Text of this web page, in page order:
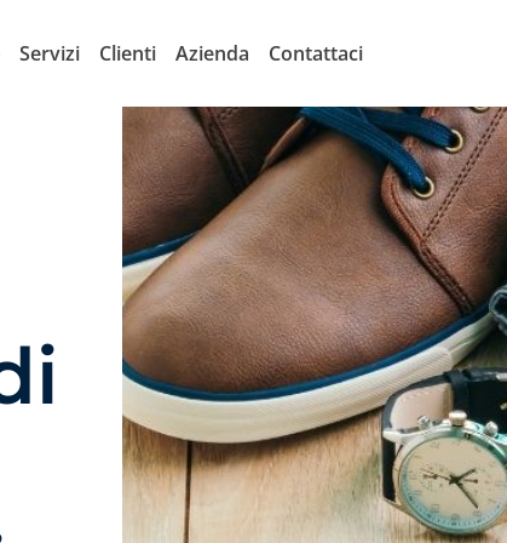
Servizi Clienti Azienda Contattaci